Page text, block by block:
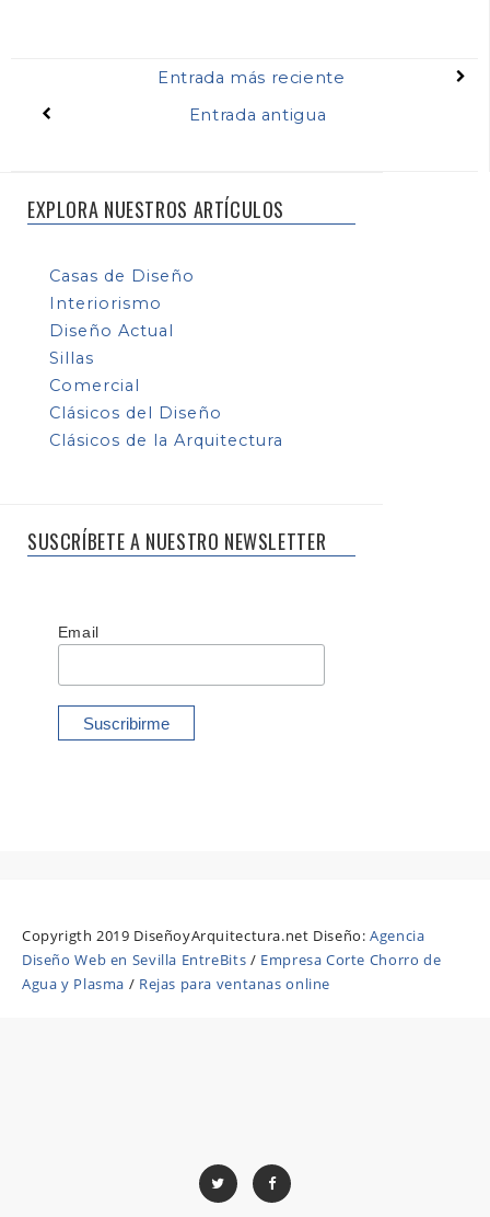
Entrada más reciente
Entrada antigua
EXPLORA NUESTROS ARTÍCULOS
Casas de Diseño
Interiorismo
Diseño Actual
Sillas
Comercial
Clásicos del Diseño
Clásicos de la Arquitectura
SUSCRÍBETE A NUESTRO NEWSLETTER
Email
Copyrigth 2019 DiseñoyArquitectura.net Diseño:Agencia
Diseño Web en Sevilla EntreBits / Empresa Corte Chorro de
Agua y Plasma / Rejas para ventanas online